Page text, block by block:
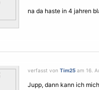
na da haste in 4 jahren
verfasst von Tim25 am 16.
Jupp, dann kann ich